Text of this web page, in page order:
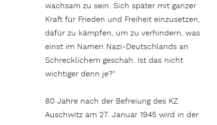
wachsam zu sein. Sich später mit ganzer
Kraft für Frieden und Freiheit einzusetzen,
dafür zu kämpfen, um zu verhindern, was
einst im Namen Nazi-Deutschlands an
Schrecklichem geschah. Ist das nicht
wichtiger denn je?“
80 Jahre nach der Befreiung des KZ
Auschwitz am 27. Januar 1945 wird in der